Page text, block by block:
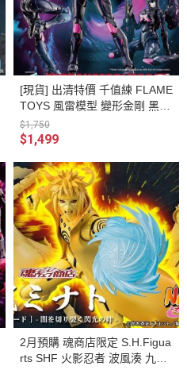
[現貨] 出清特價 千值練 FLAME
TOYS 風雷模型 變形金剛 黑雅
希 黑阿爾茜 組裝模型
$1,750
$1,499
2月預購 魂商店限定 S.H.Figua
rts SHF 火影忍者 波風湊 九喇